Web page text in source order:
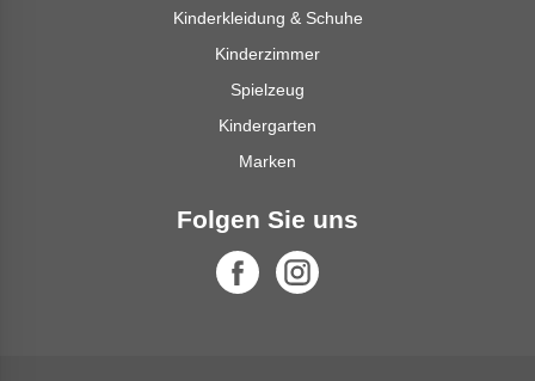
Kinderkleidung & Schuhe
Kinderzimmer
Spielzeug
Kindergarten
Marken
Folgen Sie uns